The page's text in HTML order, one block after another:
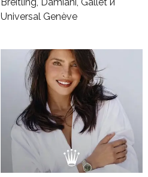
Breitling, Damiani, Gallet и
Universal Genève